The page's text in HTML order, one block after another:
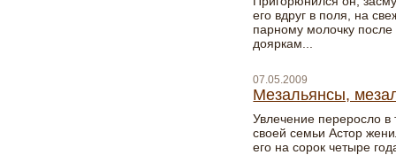
его вдруг в поля, на
парному молочку
дояркам...
07.05.2009
Мезальянсы,
Увлечение переросло в
своей семьи Астор
его на сорок четыре